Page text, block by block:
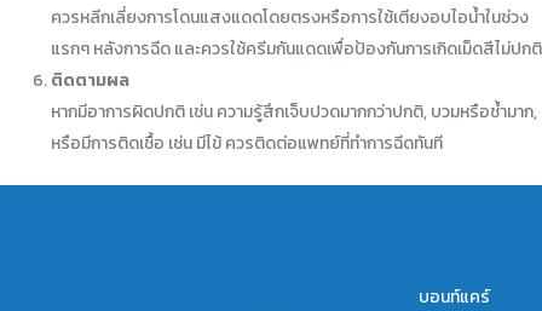
ควรหลีกเลี่ยงการโดนแสงแดดโดยตรงหรือการใช้เตียงอบไอน้ำในช่วง
แรกๆ หลังการฉีด และควรใช้ครีมกันแดดเพื่อป้องกันการเกิดเม็ดสีไม่ปกติ
ติดตามผล
หากมีอาการผิดปกติ เช่น ความรู้สึกเจ็บปวดมากกว่าปกติ, บวมหรือช้ำมาก,
หรือมีการติดเชื้อ เช่น มีไข้ ควรติดต่อแพทย์ที่ทำการฉีดทันที⠀
บอนท์แคร์